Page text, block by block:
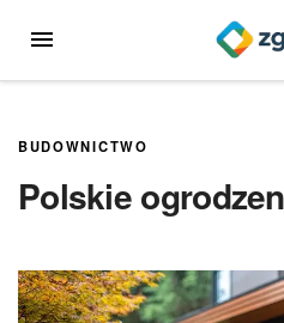
MENU
BUDOWNICTWO
Polskie